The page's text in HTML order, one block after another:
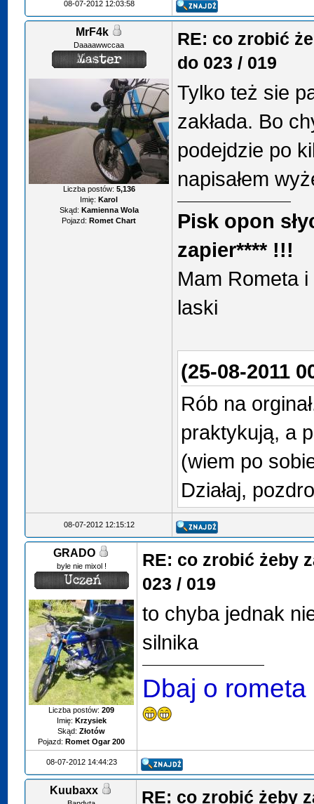
08-07-2012 12:03:58
MrF4k
Daaaawwccaa
Liczba postów: 5,136
Imię: Karol
Skąd: Kamienna Wola
Pojazd: Romet Chart
RE: co zrobić
do 023 / 019
Tylko też sie
zakłada. Bo
podejdzie po
napisałem
Pisk opon
zapier**** !!!
Mam Rometa
laski
(25-08-2011
Rób na
praktykują, a
(wiem po
Działaj,
08-07-2012 12:15:12
GRADO
byle nie mixol !
Liczba postów:209
Imię: Krzysiek
Skąd: Złotów
Pojazd: Romet Ogar 200
RE: co zrobić żeby
023 / 019
to chyba jednak
silnika
Dbaj o
08-07-2012 14:44:23
Kuubaxx RE: co zrobić żeby